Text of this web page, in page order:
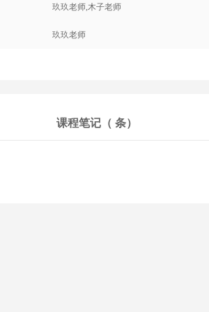
玖玖老师,木子老师
玖玖老师
课程笔记（ 条）